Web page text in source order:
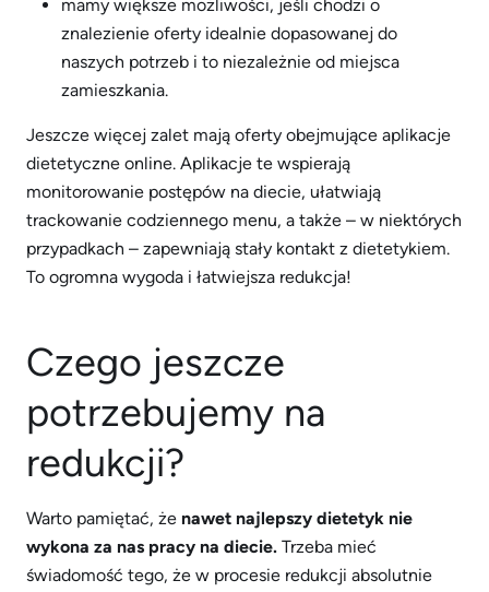
mamy większe możliwości, jeśli chodzi o
znalezienie oferty idealnie dopasowanej do
naszych potrzeb i to niezależnie od miejsca
zamieszkania.
Jeszcze więcej zalet mają oferty obejmujące aplikacje
dietetyczne online. Aplikacje te wspierają
monitorowanie postępów na diecie, ułatwiają
trackowanie codziennego menu, a także – w niektórych
przypadkach – zapewniają stały kontakt z dietetykiem.
To ogromna wygoda i łatwiejsza redukcja!
Czego jeszcze
potrzebujemy na
redukcji?
Warto pamiętać, że nawet najlepszy dietetyk nie
wykona za nas pracy na diecie. Trzeba mieć
świadomość tego, że w procesie redukcji absolutnie